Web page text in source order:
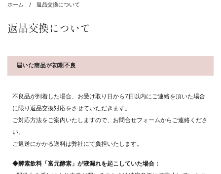
ホーム / 返品交換について
返品交換について
届いた商品が初期不良
不良品が到着した場合、お受け取り日から7日以内にご連絡を頂いた場合
に限り返品交換対応をさせていただきます。
ご対応方法をご案内いたしますので、お問合せフォームからご連絡くださ
い。
ご返送にかかる送料は弊社にて負担いたします。
◆酵素飲料「富元酵素」が液漏れを起こしていた場合：